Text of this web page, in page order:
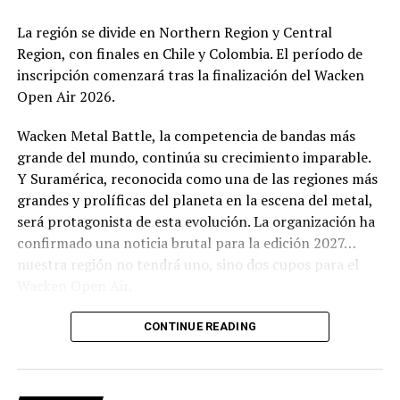
La región se divide en Northern Region y Central
Region, con finales en Chile y Colombia. El período de
inscripción comenzará tras la finalización del Wacken
Open Air 2026.
Wacken Metal Battle, la competencia de bandas más
grande del mundo, continúa su crecimiento imparable.
Y Suramérica, reconocida como una de las regiones más
grandes y prolíficas del planeta en la escena del metal,
será protagonista de esta evolución. La organización ha
confirmado una noticia brutal para la edición 2027…
nuestra región no tendrá uno, sino dos cupos para el
El cambio responde a la consolidación de la escena
sudamericana y al éxito sostenido de la competencia en
la región. A partir del próximo ciclo, Suramérica se
CONTINUE READING